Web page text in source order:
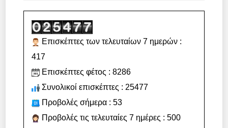
Επισκέπτες των τελευταίων 7 ημερών :
417
Επισκέπτες φέτος : 8286
Συνολικοί επισκέπτες : 25477
Προβολές σήμερα : 53
Προβολές τις τελευταίες 7 ημέρες : 500